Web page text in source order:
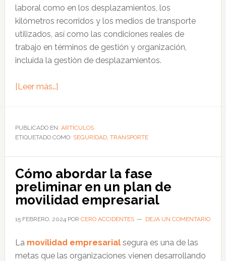
laboral como en los desplazamientos, los
kilómetros recorridos y los medios de transporte
utilizados, así como las condiciones reales de
trabajo en términos de gestión y organización,
incluida la gestión de desplazamientos.
[Leer más…]acerca
analizar
la
los
trabajadores
para
evitar
PUBLICADO EN: ARTÍCULOS
ETIQUETADO COMO: SEGURIDAD, TRANSPORTE
Cómo abordar la fase
preliminar en un plan de
movilidad empresarial
15 FEBRERO, 2024POR CERO ACCIDENTES DEJA UN COMENTARIO
La movilidad empresarial segura es una de las
metas que las organizaciones vienen desarrollando